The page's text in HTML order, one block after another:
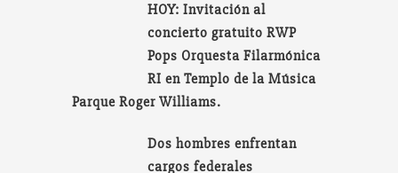
HOY: Invitación al
concierto gratuito RWP
Pops Orquesta Filarmónica
RI en Templo de la Música
Parque Roger Williams.
Dos hombres enfrentan
cargos federales